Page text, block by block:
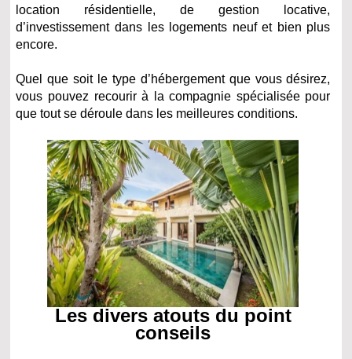
location résidentielle, de gestion locative,
d’investissement dans les logements neuf et bien plus
encore.
Quel que soit le type d’hébergement que vous désirez,
vous pouvez recourir à la compagnie spécialisée pour
que tout se déroule dans les meilleures conditions.
Les divers atouts du point
conseils